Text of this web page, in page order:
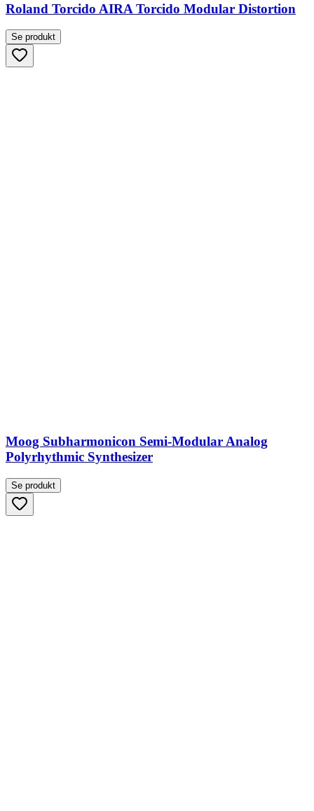
Roland Torcido AIRA Torcido Modular Distortion
Se produkt
Moog Subharmonicon Semi-Modular Analog
Polyrhythmic Synthesizer
Se produkt